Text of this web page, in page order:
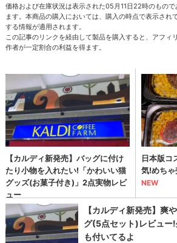
価格および在庫状況は表示された05月11日22時のもの
ます。本商品の購入においては、購入の時点で表示され
する情報が適用されます。
この記事のリンクを経由して製品を購入すると、アフィ
作者が一定割合の利益を得ます。